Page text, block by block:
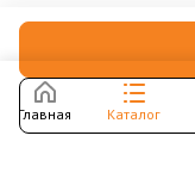
Главная Каталог